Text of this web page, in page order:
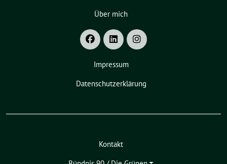
Über mich
Impressum
Datenschutzerklärung
Kontakt